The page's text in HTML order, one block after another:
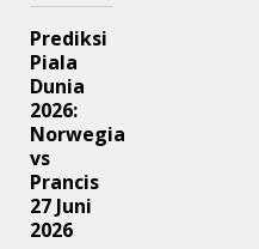
Prediksi
Piala
Dunia
2026:
Norwegia
vs
Prancis
27 Juni
2026